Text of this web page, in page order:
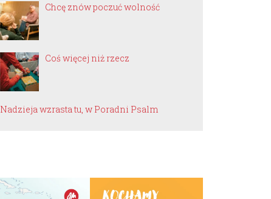
Chcę znów poczuć wolność
Coś więcej niż rzecz
Nadzieja wzrasta tu, w Poradni Psalm